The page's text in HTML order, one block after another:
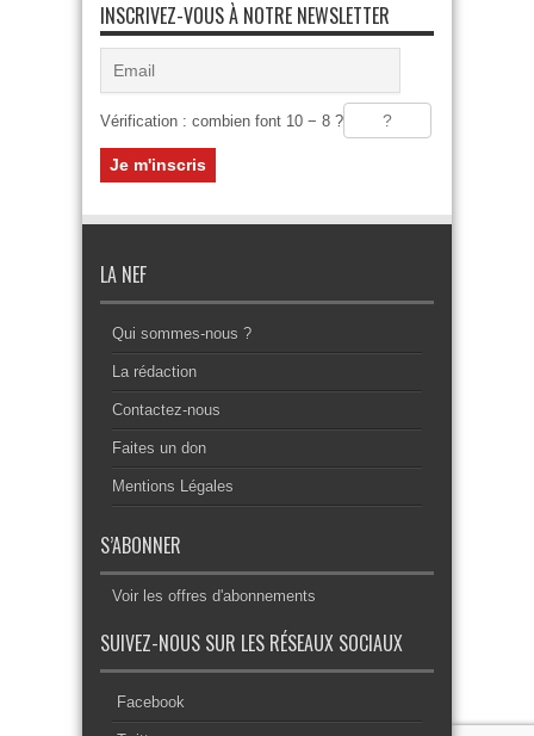
INSCRIVEZ-VOUS À NOTRE NEWSLETTER
Vérification : combien font 10 − 8 ?
LA NEF
Qui sommes-nous ?
La rédaction
Contactez-nous
Faites un don
Mentions Légales
S’ABONNER
Voir les offres d'abonnements
SUIVEZ-NOUS SUR LES RÉSEAUX SOCIAUX
Facebook